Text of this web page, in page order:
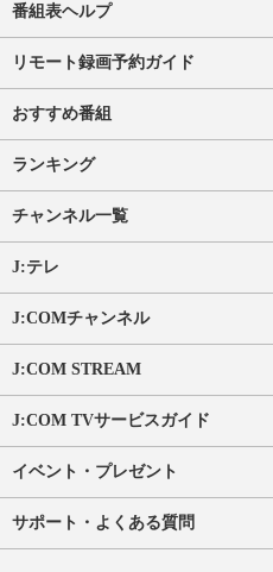
番組表ヘルプ
リモート録画予約ガイド
おすすめ番組
ランキング
チャンネル一覧
J:テレ
J:COMチャンネル
J:COM STREAM
J:COM TVサービスガイド
イベント・プレゼント
サポート・よくある質問